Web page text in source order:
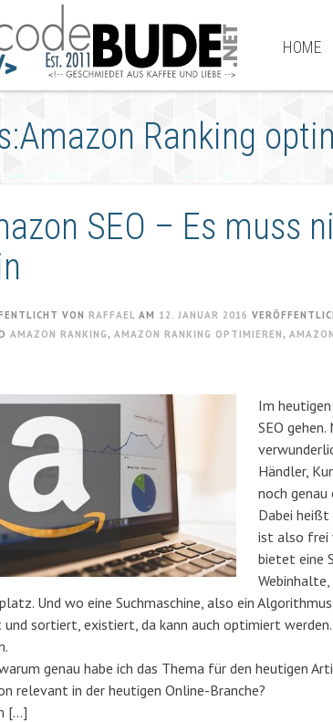
HOME
Ranking
SEO – Es muss
VON RAFFAEL AM 12. JANUAR 2016
AMAZON RANKING , AMAZON RANKING OPTIMIEREN ,
Im
SEO
Händler,
noch genau
Dabei heißt
ist also frei
bietet eine
Und wo eine Suchmaschine, also ein
sortiert, existiert, da kann auch optimiert
genau habe ich das Thema für den heutigen
relevant in der heutigen Online-Branche?
[…]